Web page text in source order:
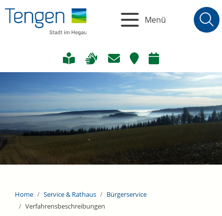
Menü
Home Service & Rathaus
Bürgerservice
Verfahrensbeschreibungen